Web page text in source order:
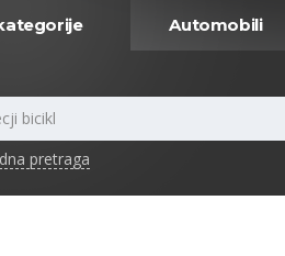
Automobili
pretraga